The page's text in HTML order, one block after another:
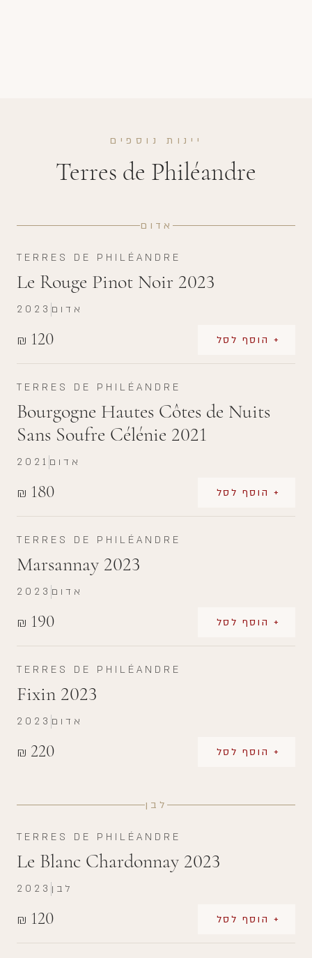
יינות נוספים
Terres de Philéandre
אדום
TERRES DE PHILÉANDRE
Le Rouge Pinot Noir 2023
₪ 120 + הוסף לסל
2023 אדום
TERRES DE PHILÉANDRE
Bourgogne Hautes Côtes de Nuits
Sans Soufre Célénie 2021
₪ 180 + הוסף לסל
2021 אדום
TERRES DE PHILÉANDRE
Marsannay 2023
₪ 190 + הוסף לסל
2023 אדום
TERRES DE PHILÉANDRE
Fixin 2023
₪ 220 + הוסף לסל
2023 אדום
לבן
TERRES DE PHILÉANDRE
Le Blanc Chardonnay 2023
₪ 120 + הוסף לסל
2023 לבן